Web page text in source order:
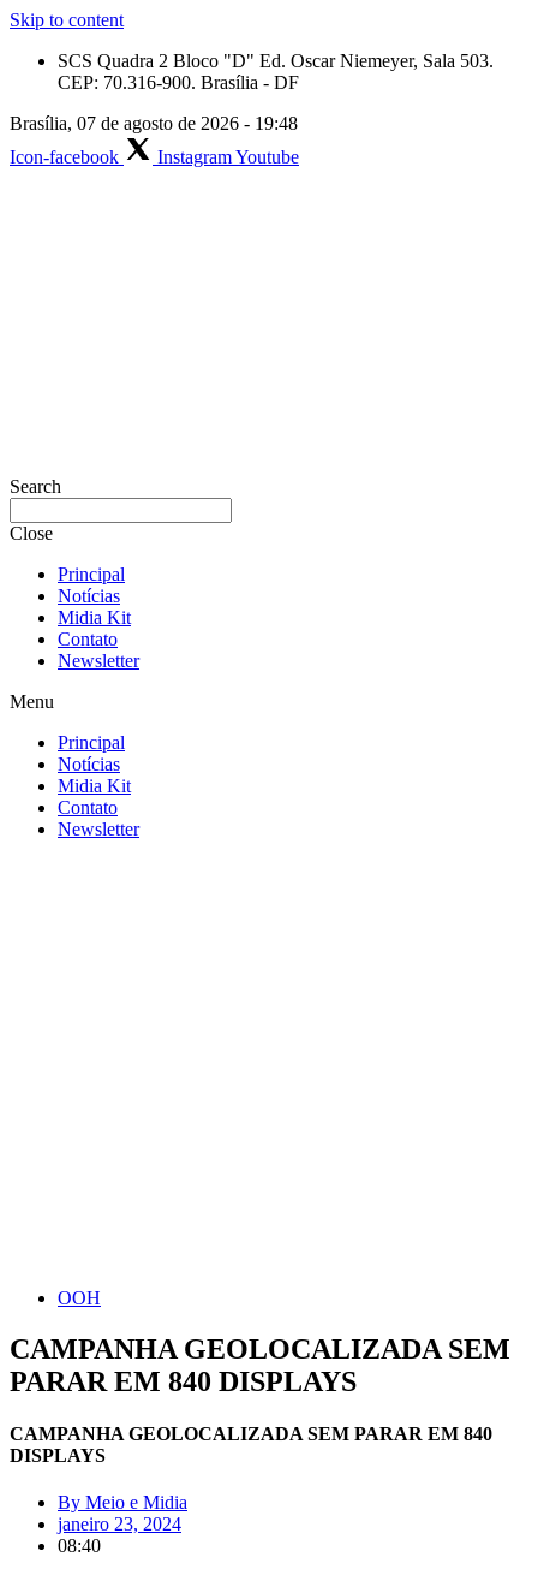
Skip to content
SCS Quadra 2 Bloco "D" Ed. Oscar Niemeyer, Sala 503.
CEP: 70.316-900. Brasília - DF
Brasília, 07 de agosto de 2026 - 19:48
Icon-facebook
InstagramYoutube
Search
Close
Principal
Notícias
Midia Kit
Contato
Newsletter
Menu
Principal
Notícias
Midia Kit
Contato
Newsletter
OOH
CAMPANHA GEOLOCALIZADA SEM
PARAR EM 840 DISPLAYS
CAMPANHA GEOLOCALIZADA SEM PARAR EM 840
DISPLAYS
By Meio e Midia
janeiro 23, 2024
08:40